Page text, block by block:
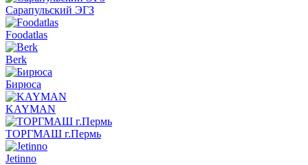
Сарапульский ЭГЗ
Foodatlas
Berk
Бирюса
KAYMAN
ТОРГМАШ г.Пермь
Jetinno